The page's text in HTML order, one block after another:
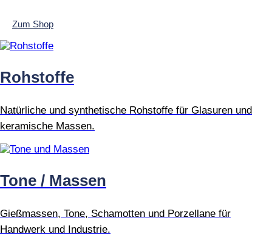
Zum Shop
Rohstoffe
Natürliche und synthetische Rohstoffe für Glasuren und
keramische Massen.
Tone / Massen
Gießmassen, Tone, Schamotten und Porzellane für
Handwerk und Industrie.